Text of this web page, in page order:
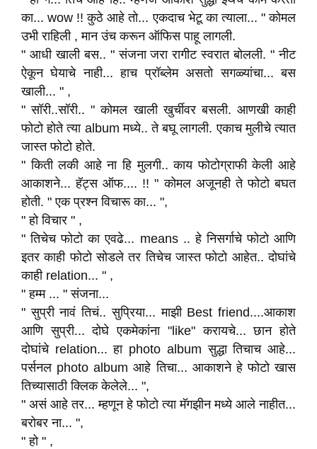
का... wow !! कुठे आहे तो... एकदाच भेटू का त्याला... " कोमल
उभी राहिली , मान उंच करून ऑफिस पाहू लागली.
" आधी खाली बस.. " संजना जरा रागीट स्वरात बोलली. " नीट
ऐकून घेयाचे नाही... हाच प्रॉब्लेम असतो सगळ्यांचा... बस
खाली... " ,
" सॉरी..सॉरी.. " कोमल खाली खुर्चीवर बसली. आणखी काही
फोटो होते त्या album मध्ये.. ते बघू लागली. एकाच मुलीचे त्यात
जास्त फोटो होते.
" किती लकी आहे ना हि मुलगी.. काय फोटोग्राफी केली आहे
आकाशने... हॅट्स ऑफ.... !! " कोमल अजूनही ते फोटो बघत
होती. " एक प्रश्न विचारू का... ",
" हो विचार " ,
" तिचेच फोटो का एवढे... means .. हे निसर्गाचे फोटो आणि
इतर काही फोटो सोडले तर तिचेच जास्त फोटो आहेत.. दोघांचे
काही relation... " ,
" हम्म ... " संजना...
" सुप्री नावं तिचं.. सुप्रिया... माझी Best friend....आकाश
आणि सुप्री... दोघे एकमेकांना "like" करायचे... छान होते
दोघांचे relation... हा photo album सुद्धा तिचाच आहे...
पर्सनल photo album आहे तिचा... आकाशने हे फोटो खास
तिच्यासाठी क्लिक केलेले... ",
" असं आहे तर... म्हणून हे फोटो त्या मॅगझीन मध्ये आले नाहीत...
बरोबर ना... ",
" हो " ,